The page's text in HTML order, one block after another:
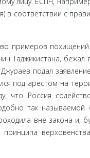
соответствии с
примеров
Тад­жикистана,
подал
под арестом на
Россия
так называемой
вне закона и,